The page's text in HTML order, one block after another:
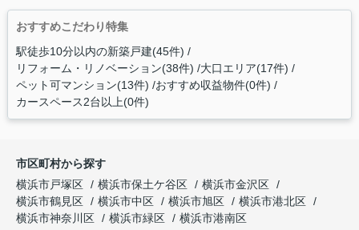
おすすめこだわり特集
駅徒歩10分以内の新築戸建(45件)
リフォーム・リノベーション(38件) 大口エリア(17件)
ペット可マンション(13件) おすすめ収益物件(0件)
カースペース2台以上(0件)
市区町村から探す
横浜市戸塚区
横浜市保土ケ谷区
横浜市金沢区
横浜市鶴見区
横浜市中区 横浜市旭区
横浜市港北区
横浜市神奈川区
横浜市緑区
横浜市港南区